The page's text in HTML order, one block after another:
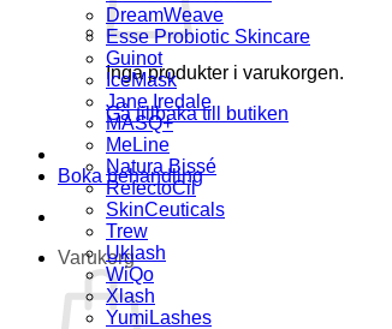
Inga produkter i varukorgen.
Gå tillbaka till butiken
Boka behandling
Varukorg
DreamWeave
Esse Probiotic Skincare
Guinot
IceMask
Jane Iredale
MASQ+
MeLine
Natura Bissé
RefectoCil
SkinCeuticals
Trew
Uklash
WiQo
Xlash
YumiLashes